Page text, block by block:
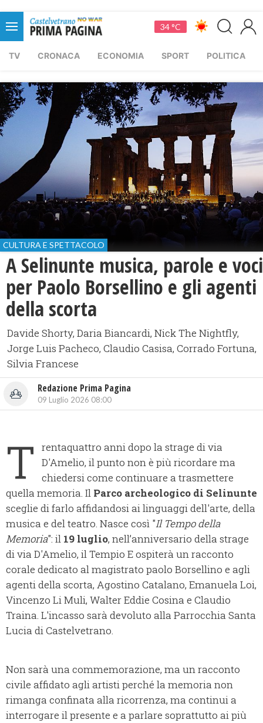
34 °C
TV CRONACA ECONOMIA SPORT POLITICA
CULTURA E SPETTACOLO
​A Selinunte musica, parole e voci
per Paolo Borsellino e gli agenti
della scorta
Davide Shorty, Daria Biancardi, Nick The Nightfly,
Jorge Luis Pacheco, Claudio Casisa, Corrado Fortuna,
Silvia Francese
Redazione Prima Pagina
09 Luglio 2026 08:00
T
rentaquattro anni dopo la strage di via
D'Amelio, il punto non è più ricordare ma
chiedersi come continuare a trasmettere
quella memoria. Il Parco archeologico di Selinunte
sceglie di farlo affidandosi ai linguaggi dell'arte, della
musica e del teatro. Nasce così "Il Tempo della
Memoria": il 19 luglio, nell’anniversario della strage
di via D'Amelio, il Tempio E ospiterà un racconto
corale dedicato al magistrato paolo Borsellino e agli
agenti della scorta, Agostino Catalano, Emanuela Loi,
Vincenzo Li Muli, Walter Eddie Cosina e Claudio
Traina. L'incasso sarà devoluto alla Parrocchia Santa
Lucia di Castelvetrano.
Non sarà una commemorazione, ma un racconto
civile affidato agli artisti perché la memoria non
rimanga confinata alla ricorrenza, ma continui a
interrogare il presente e a parlare soprattutto ai più